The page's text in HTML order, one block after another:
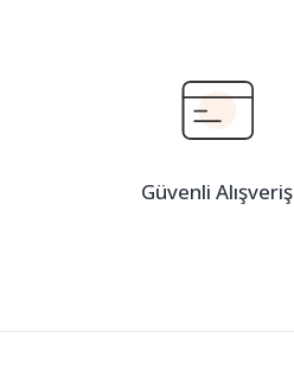
Güvenli Alışveriş